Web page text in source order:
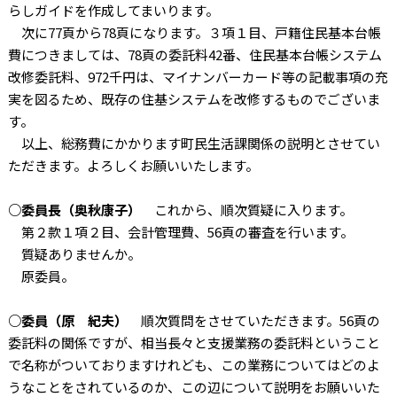
らしガイドを作成してまいります。
次に77頁から78頁になります。３項１目、戸籍住民基本台帳
費につきましては、78頁の委託料42番、住民基本台帳システム
改修委託料、972千円は、マイナンバーカード等の記載事項の充
実を図るため、既存の住基システムを改修するものでございま
す。
以上、総務費にかかります町民生活課関係の説明とさせてい
ただきます。よろしくお願いいたします。
○委員長（奥秋康子）
これから、順次質疑に入ります。
第２款１項２目、会計管理費、56頁の審査を行います。
質疑ありませんか。
原委員。
○委員（原 紀夫）
順次質問をさせていただきます。56頁の
委託料の関係ですが、相当長々と支援業務の委託料ということ
で名称がついておりますけれども、この業務についてはどのよ
うなことをされているのか、この辺について説明をお願いいた